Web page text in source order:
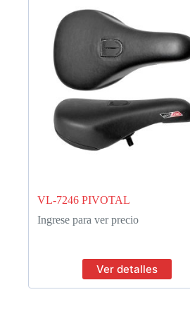
VL-7246 PIVOTAL
Ingrese para ver precio
Ver detalles